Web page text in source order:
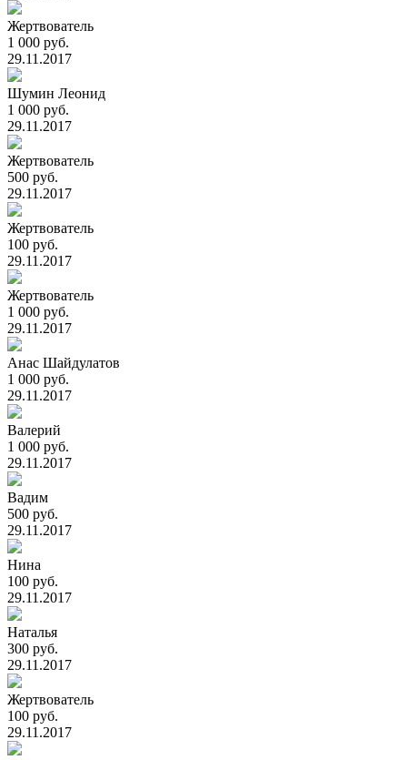
Жертвователь
1 000 руб.
29.11.2017
Шумин Леонид
1 000 руб.
29.11.2017
Жертвователь
500 руб.
29.11.2017
Жертвователь
100 руб.
29.11.2017
Жертвователь
1 000 руб.
29.11.2017
Анас Шайдулатов
1 000 руб.
29.11.2017
Валерий
1 000 руб.
29.11.2017
Вадим
500 руб.
29.11.2017
Нина
100 руб.
29.11.2017
Наталья
300 руб.
29.11.2017
Жертвователь
100 руб.
29.11.2017